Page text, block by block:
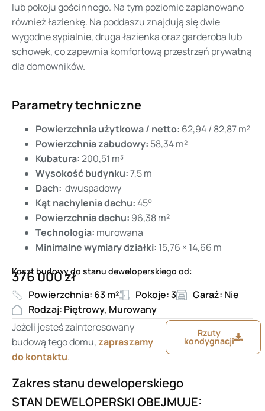
lub pokoju gościnnego. Na tym poziomie zaplanowano
również łazienkę. Na poddaszu znajdują się dwie
wygodne sypialnie, druga łazienka oraz garderoba lub
schowek, co zapewnia komfortową przestrzeń prywatną
dla domowników.
Parametry techniczne
Powierzchnia użytkowa / netto: 62,94 / 82,87 m²
Powierzchnia zabudowy: 58,34 m²
Kubatura:200,51 m³
Wysokość budynku:7,5 m
Dach: dwuspadowy
Kąt nachylenia dachu:45°
Powierzchnia dachu: 96,38 m²
Technologia: murowana
Minimalne wymiary działki: 15,76 × 14,66 m
Koszt budowy do stanu deweloperskiego od:
376 000 zł
Powierzchnia: 63 m² Pokoje: 3
Garaż: Nie
Rodzaj: Piętrowy, Murowany
Jeżeli jesteś zainteresowany
budową tego domu,zapraszamy
do kontaktu.
Rzuty
kondygnacji
Zakres stanu deweloperskiego
STAN DEWELOPERSKI OBEJMUJE: